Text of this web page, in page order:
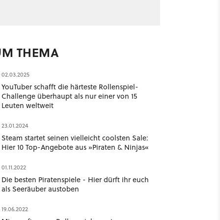
THEMA
02.03.2025
YouTuber schafft die härteste Rollenspiel-
Challenge überhaupt als nur einer von 15
Leuten weltweit
23.01.2024
Steam startet seinen vielleicht coolsten Sale:
Hier 10 Top-Angebote aus »Piraten & Ninjas«
01.11.2022
Die besten Piratenspiele - Hier dürft ihr euch
als Seeräuber austoben
19.06.2022